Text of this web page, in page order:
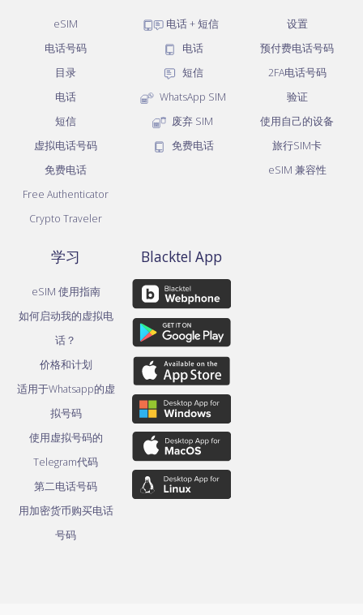
eSIM
电话号码
目录
电话
短信
虚拟电话号码
免费电话
Free Authenticator
Crypto Traveler
电话 + 短信
电话
短信
WhatsApp SIM
废弃 SIM
免费电话
设置
预付费电话号码
2FA电话号码
验证
使用自己的设备
旅行SIM卡
eSIM 兼容性
学习
eSIM 使用指南
如何启动我的虚拟电
话？
价格和计划
适用于Whatsapp的虚
拟号码
使用虚拟号码的
Telegram代码
第二电话号码
用加密货币购买电话
号码
Blacktel App